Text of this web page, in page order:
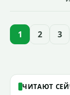
1 2 3
ЧИТАЮТ